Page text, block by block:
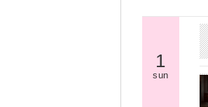
1
sun